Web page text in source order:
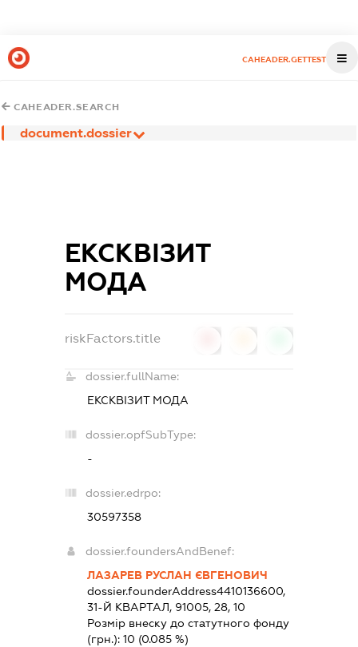
CAHEADER.GETTEST
CAHEADER.SEARCH
document.dossier
ЕКСКВІЗИТ
МОДА
riskFactors.title
dossier.fullName:
ЕКСКВІЗИТ МОДА
dossier.opfSubType:
-
dossier.edrpo:
30597358
dossier.foundersAndBenef:
ЛАЗАРЕВ РУСЛАН ЄВГЕНОВИЧ
dossier.founderAddress4410136600,
31-Й КВАРТАЛ, 91005, 28, 10
Розмір внеску до статутного фонду
(грн.):10 (0.085 %)